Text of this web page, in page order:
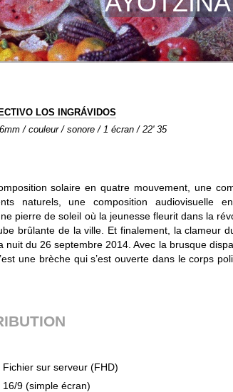
LOS INGRÁVIDOS
/ couleur / sonore / 1 écran / 22' 35
solaire en quatre mouvement, une
naturels, une composition audiovisuelle
pierre de soleil où la jeunesse fleurit dans la
brûlante de la ville. Et finalement, la clameur
nuit du 26 septembre 2014. Avec la brusque
une brèche qui s’est ouverte dans le corps
Fichier sur serveur (FHD)
16/9 (simple écran)